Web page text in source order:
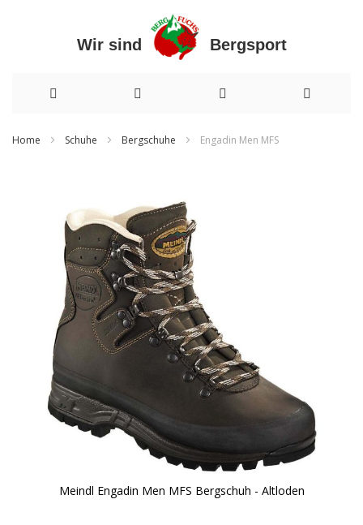
Wir sind Bergsport
Home Schuhe Bergschuhe Engadin Men MFS
Bildergalerie
Meindl Engadin Men MFS Bergschuh - Altloden